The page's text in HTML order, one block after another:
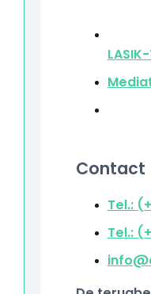
Contact
Tel.:
Tel.: